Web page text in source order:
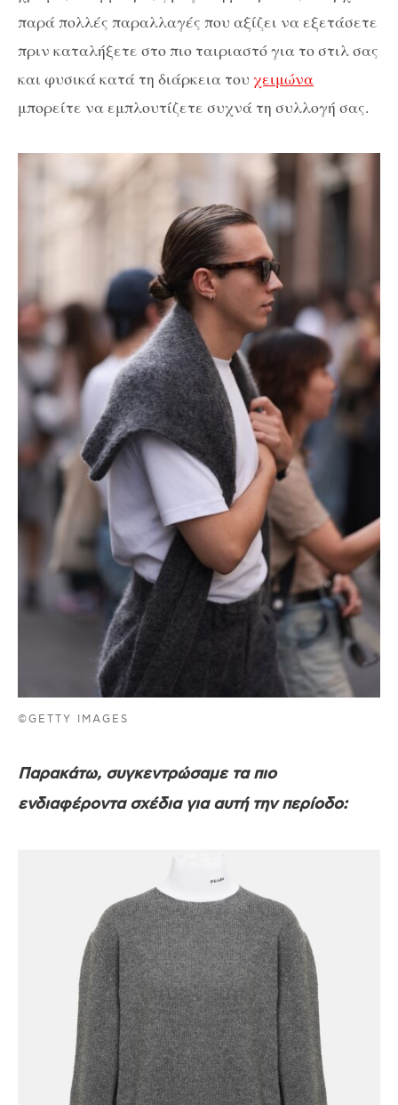
παρά πολλές παραλλαγές που αξίζει να εξετάσετε
πριν καταλήξετε στο πιο ταιριαστό για το στιλ σας
και φυσικά κατά τη διάρκεια του χειμώνα
μπορείτε να εμπλουτίζετε συχνά τη συλλογή σας.
©GETTY IMAGES
Παρακάτω, συγκεντρώσαμε τα πιο
ενδιαφέροντα σχέδια για αυτή την περίοδο: